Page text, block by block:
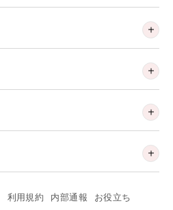
利用規約 内部通報 お役立ち